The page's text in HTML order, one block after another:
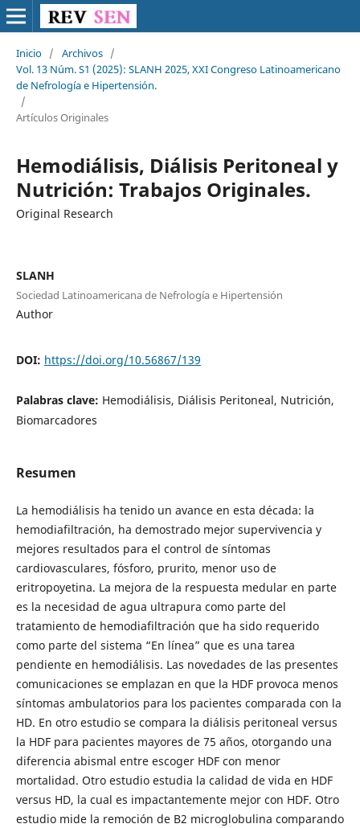
Inicio / Archivos /
Vol. 13 Núm. S1 (2025): SLANH 2025, XXI Congreso Latinoamericano
de Nefrología e Hipertensión.
/
Artículos Originales
Hemodiálisis, Diálisis Peritoneal y
Nutrición: Trabajos Originales.
Original Research
SLANH
Sociedad Latinoamericana de Nefrología e Hipertensión
Author
DOI: https://doi.org/10.56867/139
Palabras clave: Hemodiálisis, Diálisis Peritoneal, Nutrición,
Biomarcadores
Resumen
La hemodiálisis ha tenido un avance en esta década: la
hemodiafiltración, ha demostrado mejor supervivencia y
mejores resultados para el control de síntomas
cardiovasculares, fósforo, prurito, menor uso de
eritropoyetina. La mejora de la respuesta medular en parte
es la necesidad de agua ultrapura como parte del
tratamiento de hemodiafiltración que ha sido requerido
como parte del sistema “En línea” que es una tarea
pendiente en hemodiálisis. Las novedades de las presentes
comunicaciones se emplazan en que la HDF provoca menos
síntomas ambulatorios para los pacientes comparada con la
HD. En otro estudio se compara la diálisis peritoneal versus
la HDF para pacientes mayores de 75 años, otorgando una
diferencia abismal entre escoger HDF con menor
mortalidad. Otro estudio estudia la calidad de vida en HDF
versus HD, la cual es impactantemente mejor con HDF. Otro
estudio mide la remoción de B2 microglobulina comparando